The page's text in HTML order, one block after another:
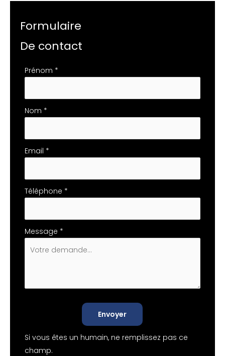
Formulaire
De contact
Formulaire
téléphone
Prénom *
Nom *
Email *
Téléphone *
Message *
Envoyer
Si vous êtes un humain, ne remplissez pas ce
champ.